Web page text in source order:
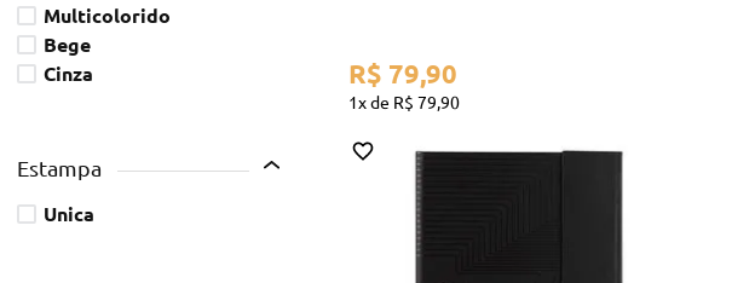
multicolorido
bege
cinza
estampa
unica
R$ 79,90
1 R$ 79,90